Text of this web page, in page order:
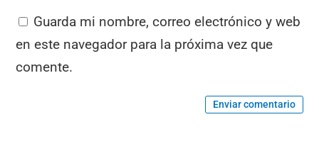
Guarda mi nombre, correo electrónico y web
en este navegador para la próxima vez que
comente.
Enviar comentario